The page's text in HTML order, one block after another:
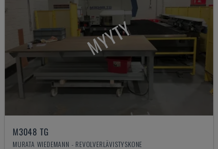
MYYTY
M3048 TG
MURATA WIEDEMANN - REVOLVERLÄVISTYSKONE